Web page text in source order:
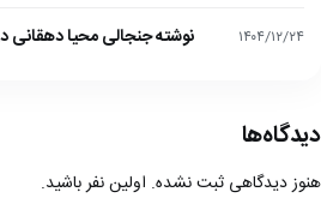
۱۴۰۴/۱۲/۲۴ نوشته جنجالی محیا دهقانی
دیدگاه‌ها
هنوز دیدگاهی ثبت نشده. اولین نفر باشید.